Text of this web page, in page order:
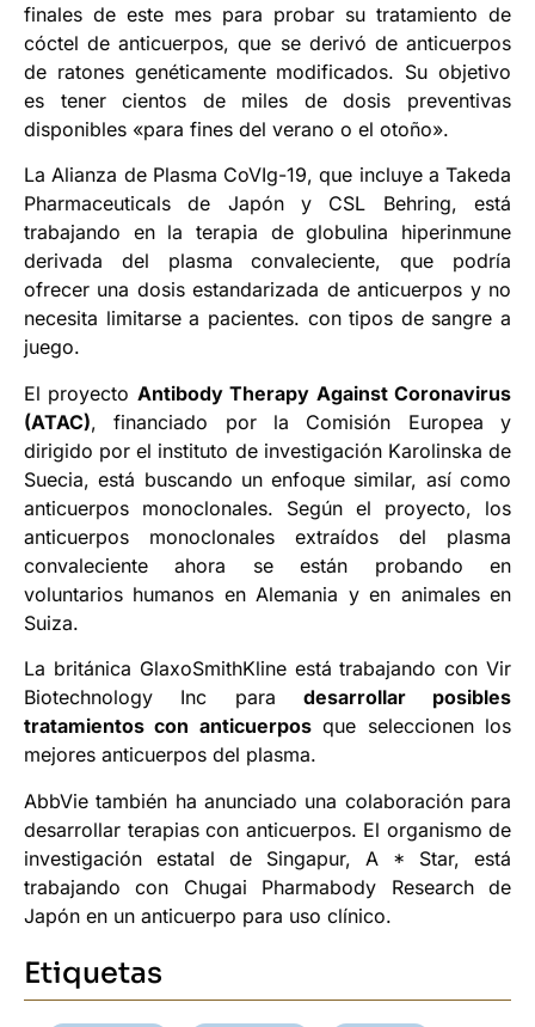
finales de este mes para probar su tratamiento de
cóctel de anticuerpos, que se derivó de anticuerpos
de ratones genéticamente modificados. Su objetivo
es tener cientos de miles de dosis preventivas
disponibles «para fines del verano o el otoño».
La Alianza de Plasma CoVIg-19, que incluye a Takeda
Pharmaceuticals de Japón y CSL Behring, está
trabajando en la terapia de globulina hiperinmune
derivada del plasma convaleciente, que podría
ofrecer una dosis estandarizada de anticuerpos y no
necesita limitarse a pacientes. con tipos de sangre a
juego.
El proyecto Antibody Therapy Against Coronavirus
(ATAC), financiado por la Comisión Europea y
dirigido por el instituto de investigación Karolinska de
Suecia, está buscando un enfoque similar, así como
anticuerpos monoclonales. Según el proyecto, los
anticuerpos monoclonales extraídos del plasma
convaleciente ahora se están probando en
voluntarios humanos en Alemania y en animales en
Suiza.
La británica GlaxoSmithKline está trabajando con Vir
Biotechnology Inc para desarrollar posibles
tratamientos con anticuerposque seleccionen los
mejores anticuerpos del plasma.
AbbVie también ha anunciado una colaboración para
desarrollar terapias con anticuerpos. El organismo de
investigación estatal de Singapur, A * Star, está
trabajando con Chugai Pharmabody Research de
Japón en un anticuerpo para uso clínico.
Etiquetas